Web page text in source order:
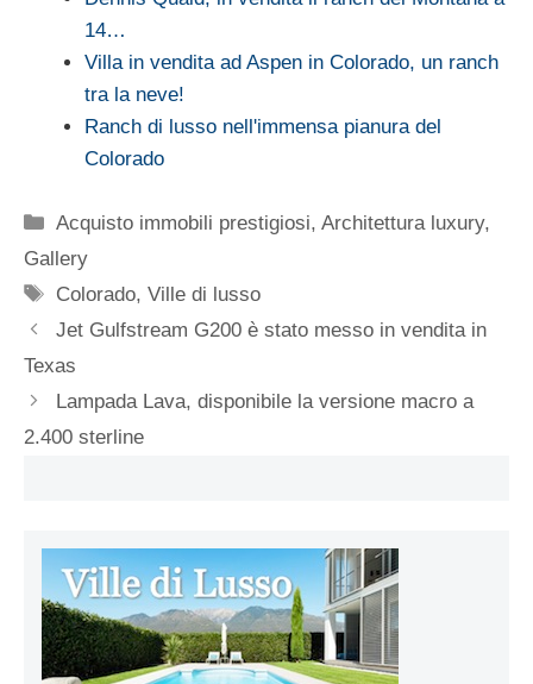
14…
Villa in vendita ad Aspen in Colorado, un ranch
tra la neve!
Ranch di lusso nell'immensa pianura del
Colorado
Categorie
Acquisto immobili prestigiosi,Architettura luxury,
Gallery
Tag
Colorado,Ville di lusso
Jet Gulfstream G200 è stato messo in vendita in
Texas
Lampada Lava, disponibile la versione macro a
2.400 sterline